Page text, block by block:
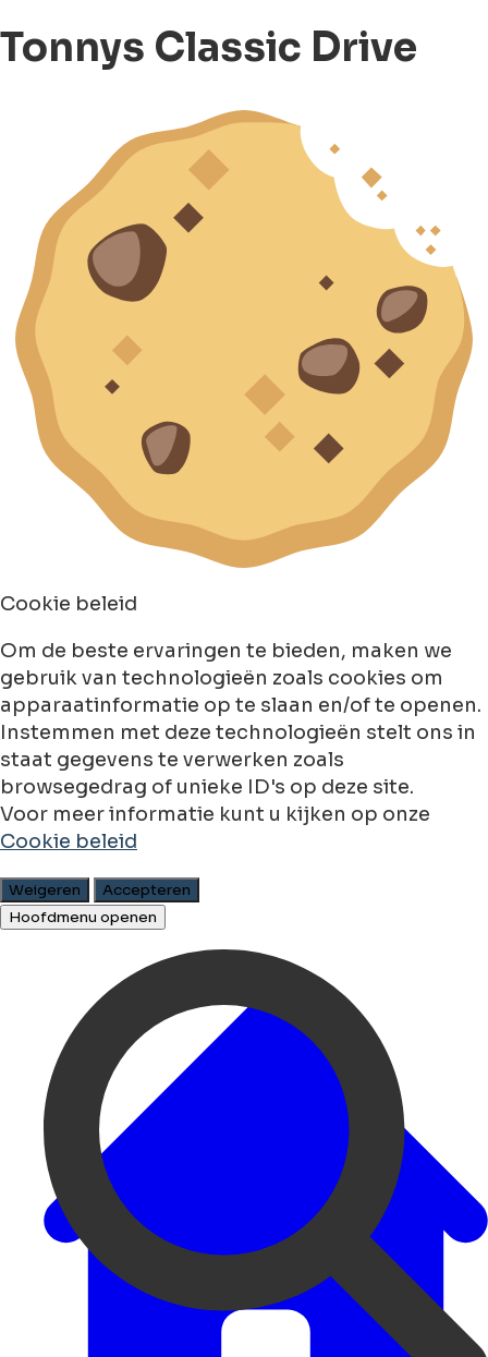
Tonnys Classic Drive
Cookie beleid
Om de beste ervaringen te bieden, maken we
gebruik van technologieën zoals cookies om
apparaatinformatie op te slaan en/of te openen.
Instemmen met deze technologieën stelt ons in
staat gegevens te verwerken zoals
browsegedrag of unieke ID's op deze site.
Voor meer informatie kunt u kijken op onze
Cookie beleid
Weigeren
Accepteren
Hoofdmenu openen